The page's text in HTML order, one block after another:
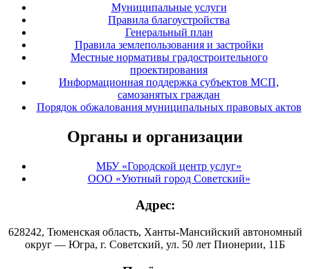
Муниципальные услуги
Правила благоустройства
Генеральный план
Правила землепользования и застройки
Местные нормативы градостроительного
проектирования
Информационная поддержка субъектов МСП,
самозанятых граждан
Порядок обжалования муниципальных правовых актов
Органы и организации
МБУ «Городской центр услуг»
ООО «Уютный город Советский»
Адрес:
628242, Тюменская область, Ханты-Мансийский автономный
округ — Югра, г. Советский, ул. 50 лет Пионерии, 11Б